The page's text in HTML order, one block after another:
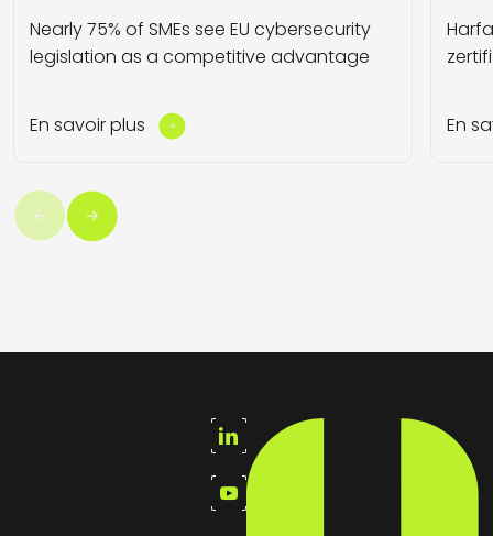
Nearly 75% of SMEs see EU cybersecurity
legislation as a competitive advantage
En savoir plus En